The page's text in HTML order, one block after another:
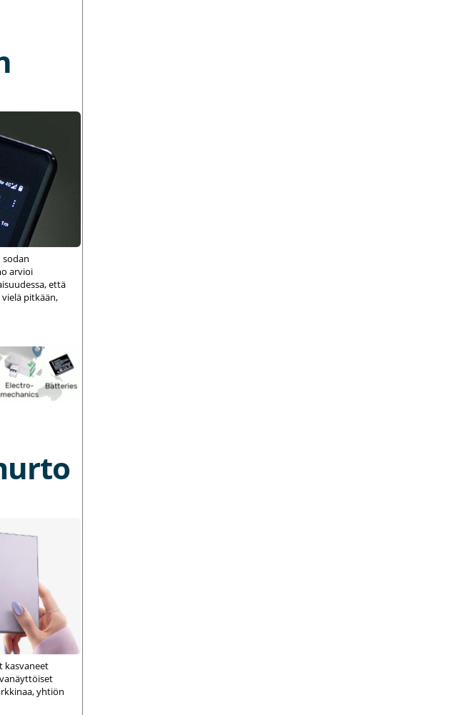
arvioi
että
pitkään,
kasvaneet
yhtiön